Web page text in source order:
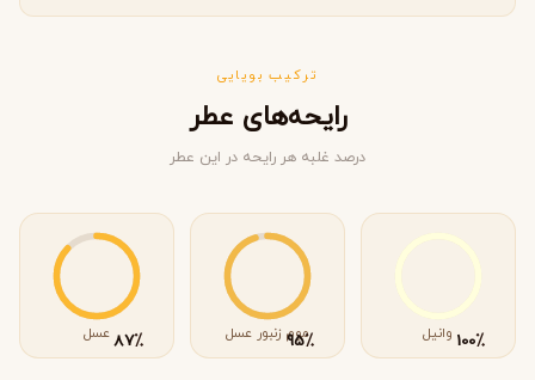
ترکیب بویایی
رایحه‌های عطر
درصد غلبه هر رایحه در این عطر
٪100 وانیل ٪95
موم زنبور عسل ٪87 عسل